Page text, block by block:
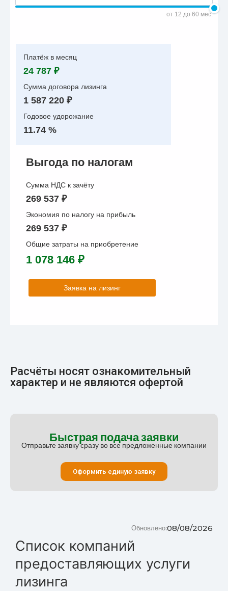
от 12 до 60 мес.
Платёж в месяц
24 787 ₽
Сумма договора лизинга
1 587 220 ₽
Годовое удорожание
11.74 %
Выгода по налогам
Сумма НДС к зачёту
269 537 ₽
Экономия по налогу на прибыль
269 537 ₽
Общие затраты на приобретение
1 078 146 ₽
Заявка на лизинг
Расчёты носят ознакомительный
характер и не являются офертой
Быстрая подача заявки
Отправьте заявку сразу во все предложенные компании
Оформить единую заявку
08/08/2026
Обновлено:
Список компаний
предоставляющих услуги
лизинга